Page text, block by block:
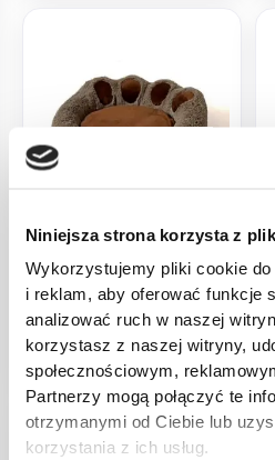
Niniejsza strona korzysta z
Wykorzystujemy pliki cookie
i reklam, aby oferować funkcje
analizować ruch w naszej
korzystasz z naszej witryny,
społecznościowym,
Partnerzy mogą połączyć te
otrzymanymi od Ciebie lub
korzystania z ich usług.
Dla zwierząt
GO GIFT Łapa Legowisko dla
psa i kota XL – brązowy –
75×75 cm
158,00zł